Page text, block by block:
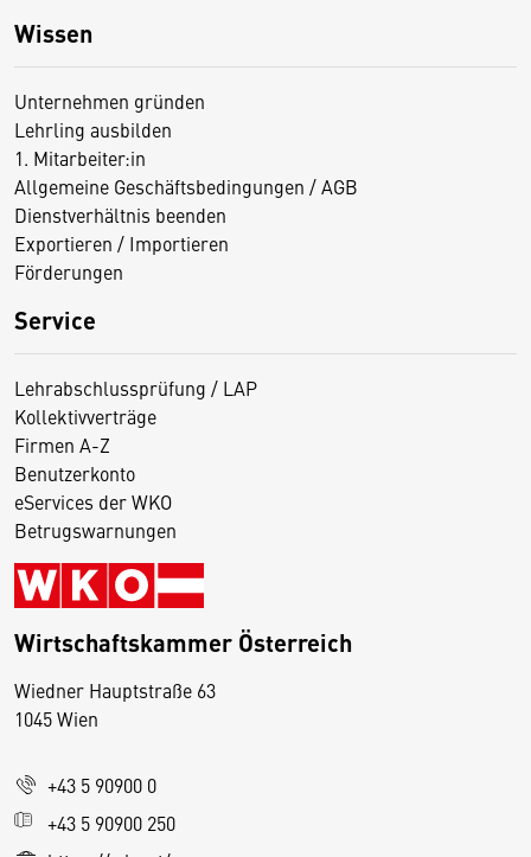
Wissen
Unternehmen gründen
Lehrling ausbilden
1. Mitarbeiter:in
Allgemeine Geschäftsbedingungen / AGB
Dienstverhältnis beenden
Exportieren / Importieren
Förderungen
Service
Lehrabschlussprüfung / LAP
Kollektivverträge
Firmen A-Z
Benutzerkonto
eServices der WKO
Betrugswarnungen
Wirtschaftskammer Österreich
Wiedner Hauptstraße 63
1045 Wien
+43 5 90900 0
+43 5 90900 250
D
s
e